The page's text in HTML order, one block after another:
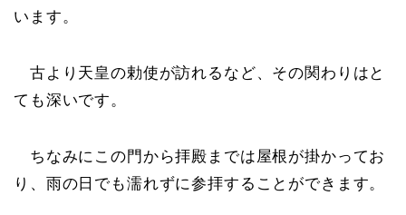
います。
古より天皇の勅使が訪れるなど、その関わりはと
ても深いです。
ちなみにこの門から拝殿までは屋根が掛かってお
り、雨の日でも濡れずに参拝することができます。